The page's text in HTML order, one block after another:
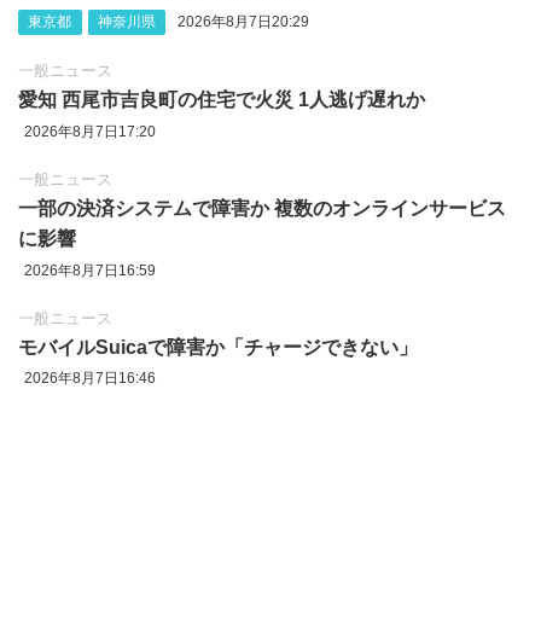
東京都 神奈川県 2026年8月7日20:29
一般ニュース
愛知 西尾市吉良町の住宅で火災 1人逃げ遅れか
2026年8月7日17:20
一般ニュース
一部の決済システムで障害か 複数のオンラインサービス
に影響
2026年8月7日16:59
一般ニュース
モバイルSuicaで障害か「チャージできない」
2026年8月7日16:46